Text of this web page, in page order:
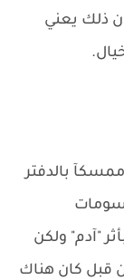
ذلك يعني
بالدفتر
"آدم" ولكن
قبل كان هناك